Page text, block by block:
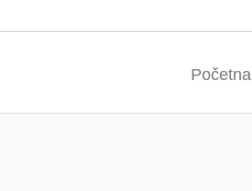
Početna